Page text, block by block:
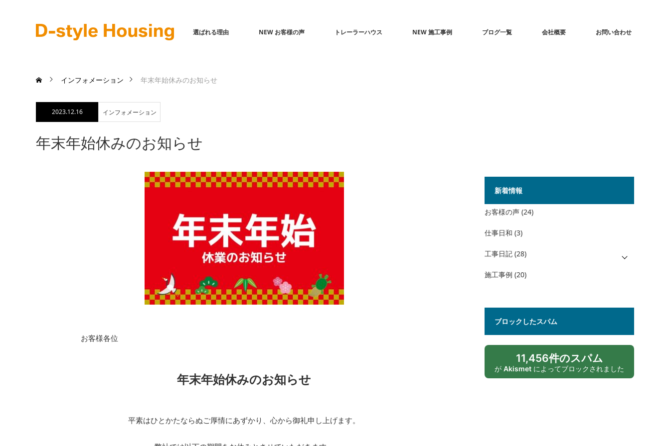
選ばれる理由 NEW お客様の声 トレーラーハウス NEW 施工事例 ブログ一覧 会社概要 お問い合わせ
インフォメーション 年末年始休みのお知らせ
2023.12.16 インフォメーション
年末年始休みのお知らせ
お客様各位
年末年始休みのお知らせ
平素はひとかたならぬご厚情にあずかり、心から御礼申し上げます。
新着情報
お客様の声 (24)
仕事日和 (3)
工事日記 (28)
施工事例 (20)
ブロックしたスパム
11,456件のスパム
が Akismet によってブロックされました